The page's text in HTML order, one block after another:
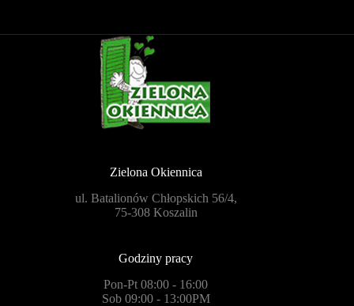
Zielona Okiennica
ul. Batalionów Chłopskich 56/4,
75-308 Koszalin
Godziny pracy
Pon-Pt 08:00 - 16:00
Sob 09:00 - 13:00PM